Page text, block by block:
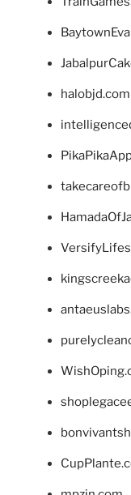
halobjd.com